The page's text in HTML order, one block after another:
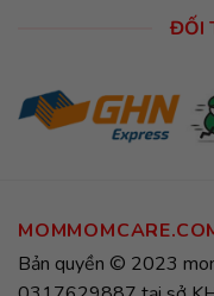
ĐỐI
Bản quyền © 2023